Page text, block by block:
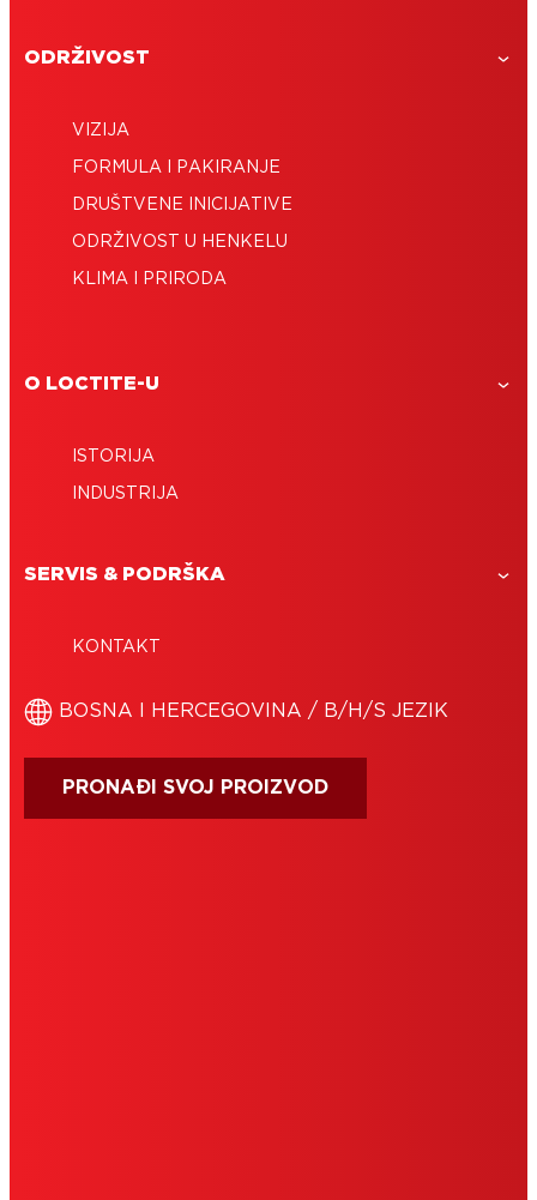
ODRŽIVOST
VIZIJA
FORMULA I PAKIRANJE
DRUŠTVENE INICIJATIVE
ODRŽIVOST U HENKELU
KLIMA I PRIRODA
O LOCTITE-U
ISTORIJA
INDUSTRIJA
SERVIS & PODRŠKA
KONTAKT
BOSNA I HERCEGOVINA / B/H/S JEZIK
PRONAĐI SVOJ PROIZVOD